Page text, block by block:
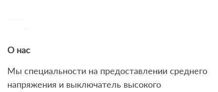
О нас
Мы специальности на предоставлении среднего
напряжения и выключатель высокого